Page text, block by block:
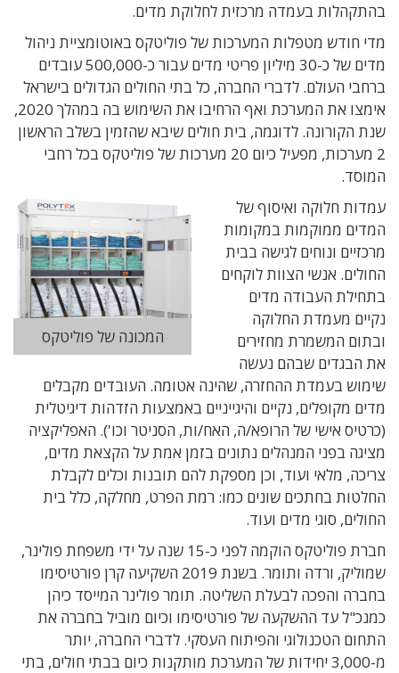
בהתקהלות בעמדה מרכזית לחלוקת מדים.
מדי חודש מטפלות המערכות של פוליטקס באוטומציית ניהול
מדים של כ-30 מיליון פריטי מדים עבור כ-500,000 עובדים
ברחבי העולם. לדברי החברה, כל בתי החולים הגדולים בישראל
אימצו את המערכת ואף הרחיבו את השימוש בה במהלך 2020,
שנת הקורונה. לדוגמה, בית חולים שיבא שהזמין בשלב הראשון
2 מערכות, מפעיל כיום 20 מערכות של פוליטקס בכל רחבי
המוסד.
המכונה של פוליטקס
עמדות חלוקה ואיסוף של
המדים ממוקמות במקומות
מרכזיים ונוחים לגישה בבית
החולים. אנשי הצוות לוקחים
בתחילת העבודה מדים
נקיים מעמדת החלוקה
ובתום המשמרת מחזירים
את הבגדים שבהם נעשה
שימוש בעמדת ההחזרה, שהינה אטומה. העובדים מקבלים
מדים מקופלים, נקיים והיגייניים באמצעות הזדהות דיגיטלית
(כרטיס אישי של הרופא/ה, האח/ות, הסניטר וכו'). האפליקציה
מציגה בפני המנהלים נתונים בזמן אמת על הקצאת מדים,
צריכה, מלאי ועוד, וכן מספקת להם תובנות וכלים לקבלת
החלטות בחתכים שונים כמו: רמת הפרט, מחלקה, כלל בית
החולים, סוגי מדים ועוד.
חברת פוליטקס הוקמה לפני כ-15 שנה על ידי משפחת פולינר,
שמוליק, ורדה ותומר. בשנת 2019 השקיעה קרן פורטיסימו
בחברה והפכה לבעלת השליטה. תומר פולינר המייסד כיהן
כמנכ"ל עד ההשקעה של פורטיסימו וכיום מוביל בחברה את
התחום הטכנולוגי והפיתוח העסקי. לדברי החברה, יותר
מ-3,000 יחידות של המערכת מותקנות כיום בבתי חולים, בתי